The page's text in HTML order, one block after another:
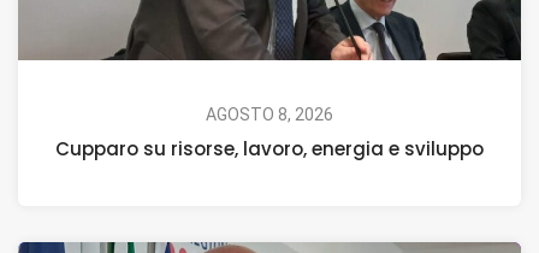
AGOSTO 8, 2026
Cupparo su risorse, lavoro, energia e sviluppo